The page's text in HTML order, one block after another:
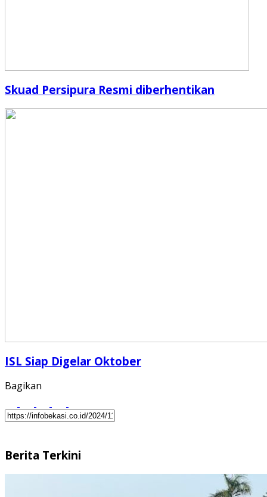
Skuad Persipura Resmi diberhentikan
ISL Siap Digelar Oktober
Bagikan
Berita Terkini